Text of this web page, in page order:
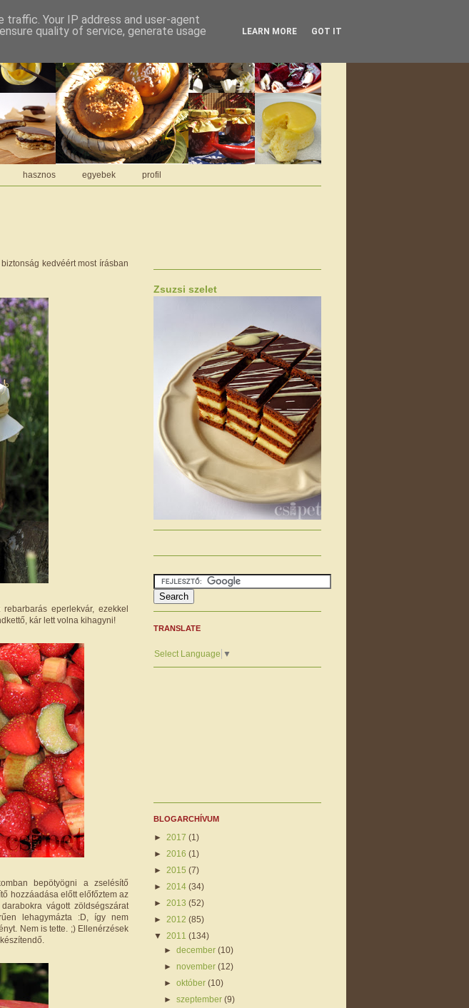
hasznos egyebek profil
kedvéért most írásban
eperlekvár, ezekkel
kár lett volna kihagyni!
bepötyögni a zselésítő
hozzáadása előtt előfőztem az
vágott zöldségszárat
lehagymázta :D, így nem
Nem is tette. ;) Ellenérzések
Zsuzsi szelet
TRANSLATE
Select Language ▼
BLOGARCHÍVUM
► 2017 (1)
► 2016 (1)
► 2015 (7)
► 2014 (34)
► 2013 (52)
► 2012 (85)
▼ 2011 (134)
►december(10)
►november(12)
►október(10)
►szeptember(9)
Your IP address and user-agent
quality of service, generate usage
LEARN MORE GOT IT